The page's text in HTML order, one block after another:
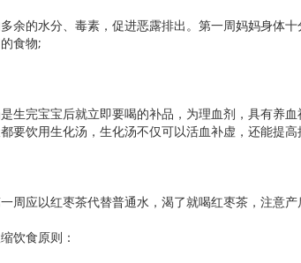
的水分、毒素，促进恶露排出。第一周妈妈身体
食物;
完宝宝后就立即要喝的补品，为理血剂，具有养
要饮用生化汤，生化汤不仅可以活血补虚，还能提
应以红枣茶代替普通水，渴了就喝红枣茶，注意产
食原则：